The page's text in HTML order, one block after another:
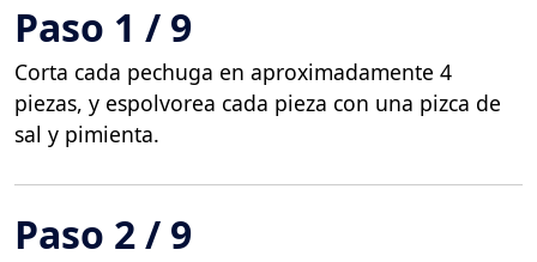
Paso 1 / 9
Corta cada pechuga en aproximadamente 4
piezas, y espolvorea cada pieza con una pizca de
sal y pimienta.
Paso 2 / 9